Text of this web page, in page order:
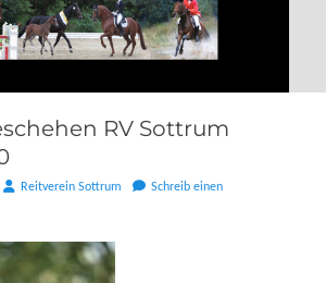
RV Sottrum
AutorReitverein Sottrum
Schreib einen